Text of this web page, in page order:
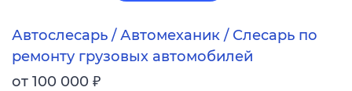
Автослесарь / Автомеханик / Слесарь по
ремонту грузовых автомобилей
от 100 000 ₽